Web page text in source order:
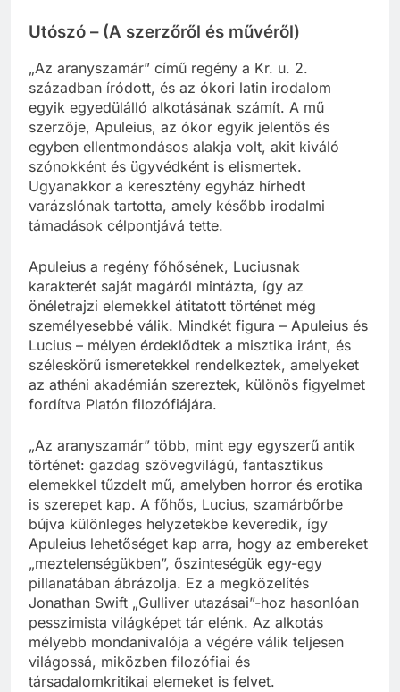
Utószó – (A szerzőről és művéről)
„Az aranyszamár” című regény a Kr. u. 2.
században íródott, és az ókori latin irodalom
egyik egyedülálló alkotásának számít. A mű
szerzője, Apuleius, az ókor egyik jelentős és
egyben ellentmondásos alakja volt, akit kiváló
szónokként és ügyvédként is elismertek.
Ugyanakkor a keresztény egyház hírhedt
varázslónak tartotta, amely később irodalmi
támadások célpontjává tette.
Apuleius a regény főhősének, Luciusnak
karakterét saját magáról mintázta, így az
önéletrajzi elemekkel átitatott történet még
személyesebbé válik. Mindkét figura – Apuleius és
Lucius – mélyen érdeklődtek a misztika iránt, és
széleskörű ismeretekkel rendelkeztek, amelyeket
az athéni akadémián szereztek, különös figyelmet
fordítva Platón filozófiájára.
„Az aranyszamár” több, mint egy egyszerű antik
történet: gazdag szövegvilágú, fantasztikus
elemekkel tűzdelt mű, amelyben horror és erotika
is szerepet kap. A főhős, Lucius, szamárbőrbe
bújva különleges helyzetekbe keveredik, így
Apuleius lehetőséget kap arra, hogy az embereket
„meztelenségükben”, őszinteségük egy-egy
pillanatában ábrázolja. Ez a megközelítés
Jonathan Swift „Gulliver utazásai”-hoz hasonlóan
pesszimista világképet tár elénk. Az alkotás
mélyebb mondanivalója a végére válik teljesen
világossá, miközben filozófiai és
társadalomkritikai elemeket is felvet.